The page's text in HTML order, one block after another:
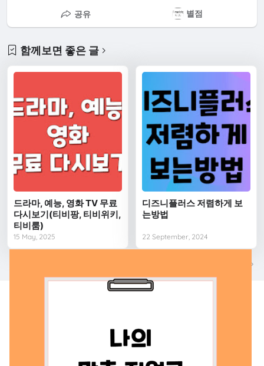
공유
별점
함께보면 좋은 글
드라마, 예능, 영화 TV 무료
다시보기(티비팡, 티비위키,
티비룸)
15 May, 2025
디즈니플러스 저렴하게 보
는방법
22 September, 2024